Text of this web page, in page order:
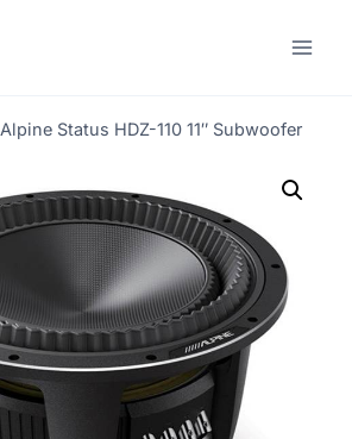
Alpine Status HDZ-110 11″ Subwoofer